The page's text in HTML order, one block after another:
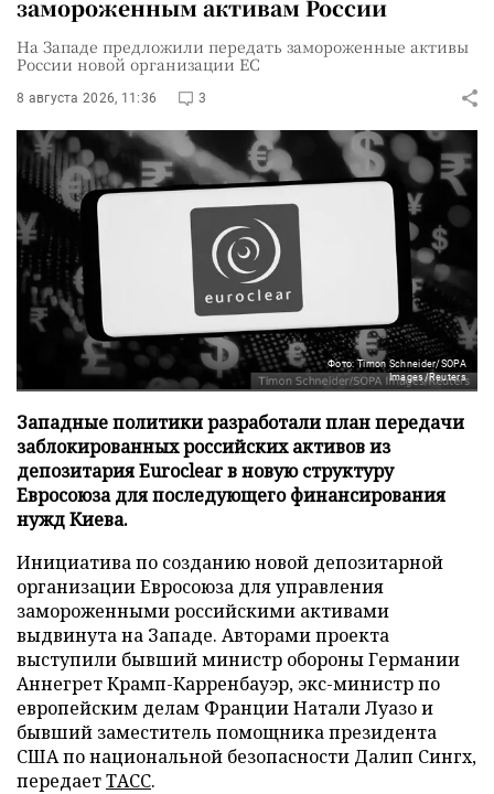
замороженным активам России
На Западе предложили передать замороженные активы
России новой организации ЕС
8 августа 2026, 11:36 3
Фото: Timon Schneider/SOPA
Images/Reuters
Западные политики разработали план передачи
заблокированных российских активов из
депозитария Euroclear в новую структуру
Евросоюза для последующего финансирования
нужд Киева.
Инициатива по созданию новой депозитарной
организации Евросоюза для управления
замороженными российскими активами
выдвинута на Западе. Авторами проекта
выступили бывший министр обороны Германии
Аннегрет Крамп-Карренбауэр, экс-министр по
европейским делам Франции Натали Луазо и
бывший заместитель помощника президента
США по национальной безопасности Далип Сингх,
передаетТАСС.